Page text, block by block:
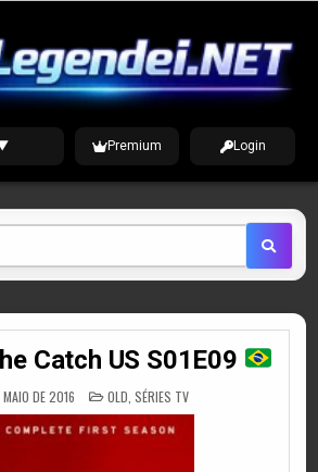
Premium Login
Catch US S01E09
MAIO DE 2016 POSTED
IN
OLD SÉRIES TV